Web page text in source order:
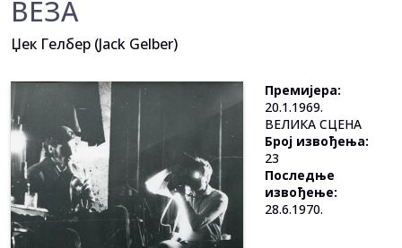
ВЕЗА
Џек Гелбер (Jack Gelber)
Премијера:
20.1.1969.
ВЕЛИКА СЦЕНА
Број извођења:
23
Последње
извођење:
28.6.1970.